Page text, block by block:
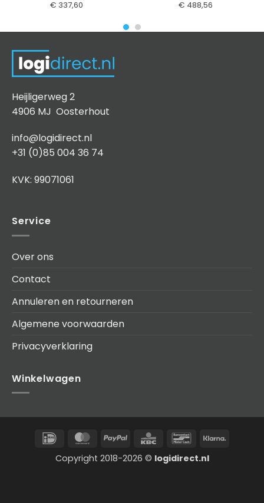
€ 337,60 € 488,56
Heijligerweg 2
4906 MJ Oosterhout
info@logidirect.nl
+31 (0)85 004 36 74
KVK: 99071061
Service
Over ons
Contact
Annuleren en retourneren
Algemene voorwaarden
Privacyverklaring
Winkelwagen
IDeal MasterCard
PayPal KBC Bancontact
Copyright 2018-2026 © logidirect.nl